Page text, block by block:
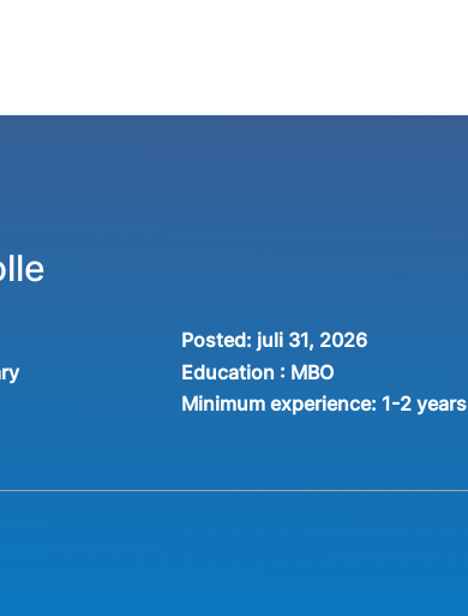
Posted: juli 31, 2026
Education : MBO
Minimum experience: 1-2 years